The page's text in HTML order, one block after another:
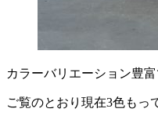
カラーバリエーション豊
ご覧のとおり現在3色もっ